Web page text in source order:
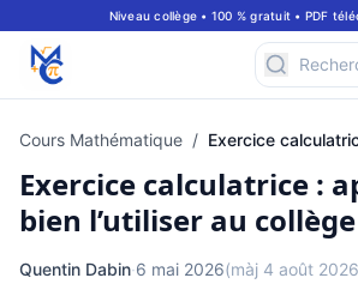
Niveau collège • 100 % gratuit • PDF
Cours Mathématique /
Exercice calculatrice :
bien l’utiliser au collège
Quentin Dabin·6 mai 2026(màj 4 août